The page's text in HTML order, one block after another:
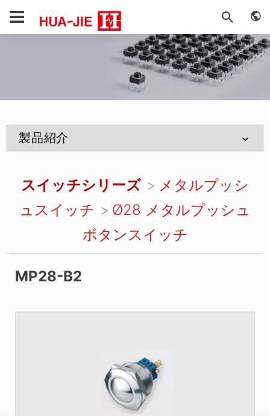
製品紹介
スイッチシリーズ
メタルプッシ
ュスイッチ
Ø28 メタルプッシュ
ボタンスイッチ
MP28-B2